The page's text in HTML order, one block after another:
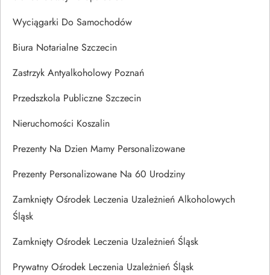
Wyciągarki Do Samochodów
Biura Notarialne Szczecin
Zastrzyk Antyalkoholowy Poznań
Przedszkola Publiczne Szczecin
Nieruchomości Koszalin
Prezenty Na Dzien Mamy Personalizowane
Prezenty Personalizowane Na 60 Urodziny
Zamknięty Ośrodek Leczenia Uzależnień Alkoholowych
Śląsk
Zamknięty Ośrodek Leczenia Uzależnień Śląsk
Prywatny Ośrodek Leczenia Uzależnień Śląsk